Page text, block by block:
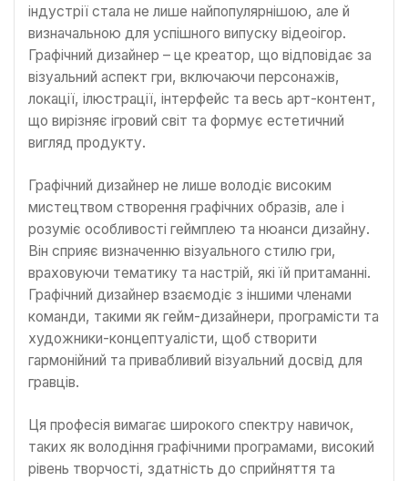
індустрії стала не лише найпопулярнішою, але й
визначальною для успішного випуску відеоігор.
Графічний дизайнер – це креатор, що відповідає за
візуальний аспект гри, включаючи персонажів,
локації, ілюстрації, інтерфейс та весь арт-контент,
що вирізняє ігровий світ та формує естетичний
вигляд продукту.
Графічний дизайнер не лише володіє високим
мистецтвом створення графічних образів, але і
розуміє особливості геймплею та нюанси дизайну.
Він сприяє визначенню візуального стилю гри,
враховуючи тематику та настрій, які їй притаманні.
Графічний дизайнер взаємодіє з іншими членами
команди, такими як гейм-дизайнери, програмісти та
художники-концептуалісти, щоб створити
гармонійний та привабливий візуальний досвід для
гравців.
Ця професія вимагає широкого спектру навичок,
таких як володіння графічними програмами, високий
рівень творчості, здатність до сприйняття та